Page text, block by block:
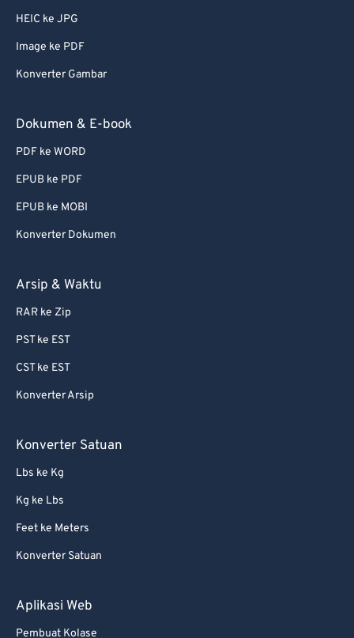
HEIC ke JPG
Image ke PDF
Konverter Gambar
Dokumen & E-book
PDF ke WORD
EPUB ke PDF
EPUB ke MOBI
Konverter Dokumen
Arsip & Waktu
RAR ke Zip
PST ke EST
CST ke EST
Konverter Arsip
Konverter Satuan
Lbs ke Kg
Kg ke Lbs
Feet ke Meters
Konverter Satuan
Aplikasi Web
Pembuat Kolase